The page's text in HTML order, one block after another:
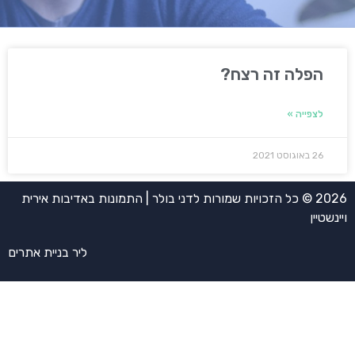
הפלה זה רצח?
לצפייה »
26 באוגוסט 2021
2026 © כל הזכויות שמורות לדני בולר | התמונות באדיבות אירית
ויינשטיין
ליר בניית אתרים